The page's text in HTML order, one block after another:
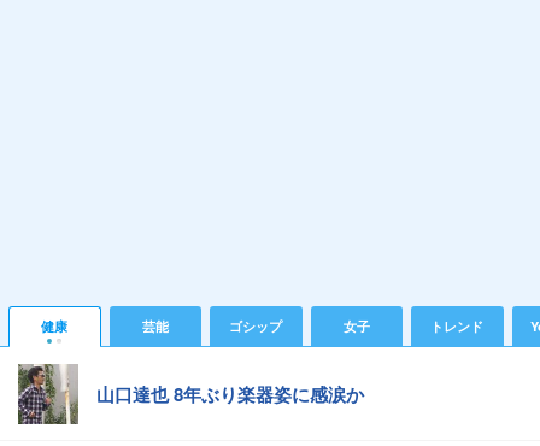
健康 芸能 ゴシップ 女子 トレンド
山口達也 8年ぶり楽器姿に感涙か